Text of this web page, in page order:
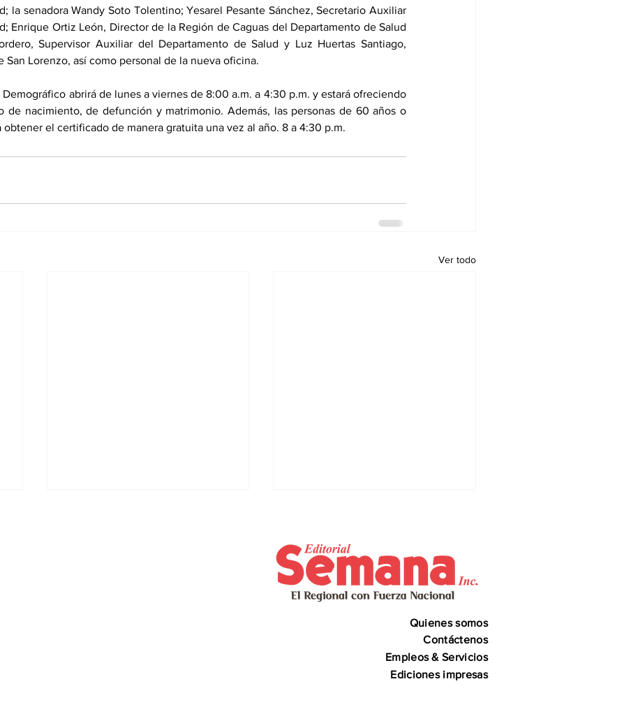
la senadora Wandy Soto Tolentino; Yesarel Pesante Sánchez, Secretario Auxiliar
Enrique Ortiz León, Director de la Región de Caguas del Departamento de Salud
Supervisor Auxiliar del Departamento de Salud y Luz Huertas Santiago,
San Lorenzo, así como personal de la nueva oficina.
abrirá de lunes a viernes de 8:00 a.m. a 4:30 p.m. y estará ofreciendo
de nacimiento, de defunción y matrimonio. Además, las personas de 60 años o
obtener el certificado de manera gratuita una vez al año. 8 a 4:30 p.m.
Ver todo
Aguas Buenas activa
plan preventivo ante
sequía y eventuales
interrupciones
Quienes somos
Contáctenos
Empleos & Servicios
Ediciones impresas